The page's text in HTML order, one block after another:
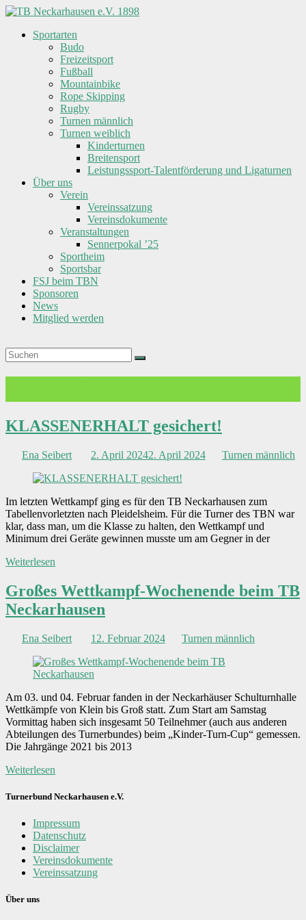
Skip
content
TB
Neckarhausen
Gemeinsam
Sportarten
Budo
Freizeitsport
Fußball
Mountainbike
Rope Skipping
Rugby
Turnen männlich
Turnen weiblich
Kinderturnen
Breitensport
Leistungssport-Talentförderung und Ligaturnen
Über uns
Verein
Vereinssatzung
Vereinsdokumente
Veranstaltungen
Sennerpokal ’25
Sportheim
Sportsbar
FSJ beim TBN
Sponsoren
News
Mitglied werden
KLASSENERHALT gesichert!
Ena Seibert 2. April 20242. April 2024 Turnen männlich
Im letzten Wettkampf ging es für den TB Neckarhausen zum
Tabellenvorletzten nach Pleidelsheim. Für die Turner des TBN war
klar, dass man, um die Klasse zu halten, den Wettkampf und
Minimum drei Geräte gewinnen musste um am Gegner in der
Weiterlesen
Großes Wettkampf-Wochenende beim TB
Neckarhausen
Ena Seibert 12. Februar 2024 Turnen männlich
Am 03. und 04. Februar fanden in der Neckarhäuser Schulturnhalle
Wettkämpfe von Klein bis Groß statt. Zum Start am Samstag
Vormittag haben sich insgesamt 50 Teilnehmer (auch aus anderen
Abteilungen des Turnerbundes) beim „Kinder-Turn-Cup“ gemessen.
Die Jahrgänge 2021 bis 2013
Weiterlesen
Turnerbund Neckarhausen e.V.
Impressum
Datenschutz
Disclaimer
Vereinsdokumente
Vereinssatzung
Über uns